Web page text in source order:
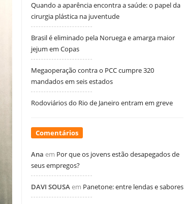
Quando a aparência encontra a saúde: o papel da
cirurgia plástica na juventude
Brasil é eliminado pela Noruega e amarga maior
jejum em Copas
Megaoperação contra o PCC cumpre 320
mandados em seis estados
Rodoviários do Rio de Janeiro entram em greve
Comentários
Ana em Por que os jovens estão desapegados de
seus empregos?
DAVI SOUSAem Panetone: entre lendas e sabores